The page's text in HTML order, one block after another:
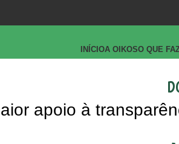
INÍCIOA OIKOSO QUE
apoio à